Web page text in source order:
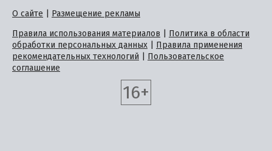
О сайте
Размещение рекламы
Правила использования материалов
Политика в области
обработки персональных данных
Правила применения
рекомендательных технологий
Пользовательское
соглашение
16+